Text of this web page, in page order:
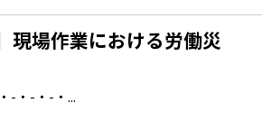
場作業における労働災
-・-・-・...